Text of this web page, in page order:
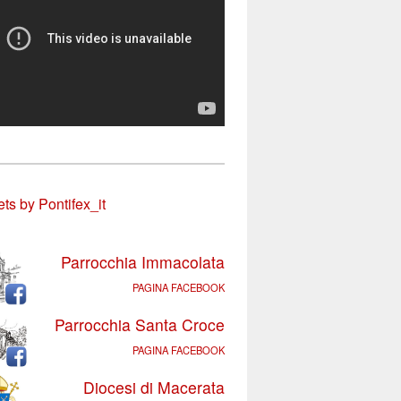
by Pontifex_it
Parrocchia Immacolata
PAGINA FACEBOOK
Parrocchia Santa Croce
PAGINA FACEBOOK
Diocesi di Macerata